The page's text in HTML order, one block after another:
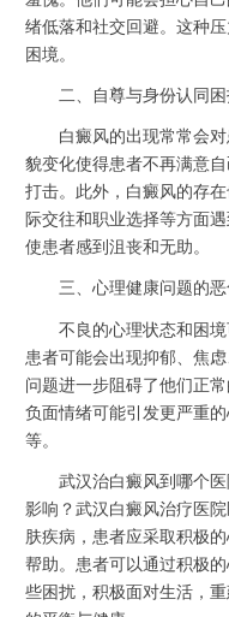
绪低落和社交回避。这种
困境。
二、自尊与身份认同困
白癜风的出现常常会对
貌变化使得患者不再满意
打击。此外，白癜风的存
际交往和职业选择等方面
使患者感到沮丧和无助。
三、心理健康问题的恶
不良的心理状态和困境
患者可能会出现抑郁、焦
问题进一步阻碍了他们正
负面情绪可能引发更严重
等。
武汉治白癜风到哪个医
影响？武汉白癜风治疗医
肤疾病，患者应采取积极
帮助。患者可以通过积极
些困扰，积极面对生活，